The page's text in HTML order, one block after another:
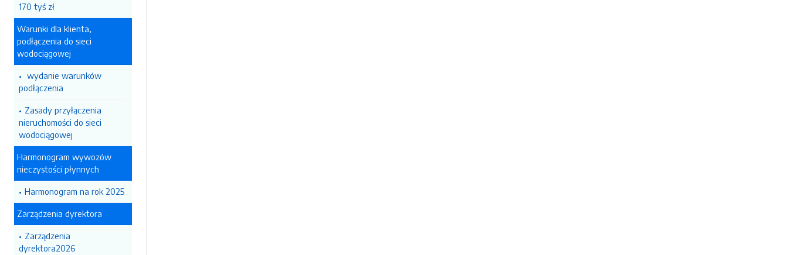
170 tyś zł
Warunki dla klienta,
podłączenia do sieci
wodociągowej
wydanie warunków
podłączenia
Zasady przyłączenia
nieruchomości do sieci
wodociągowej
Harmonogram wywozów
nieczystości płynnych
Harmonogram na rok 2025
Zarządzenia dyrektora
Zarządzenia
dyrektora2026